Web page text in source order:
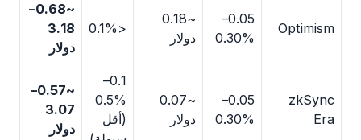
Optimism
0.05–
0.30%
~0.18
دولار
<0.1%
~0.68–
3.18
دولار
zkSync
Era
0.05–
0.30%
~0.07
دولار
0.1–
0.5%
(أقل
~0.57–
3.07
دولار